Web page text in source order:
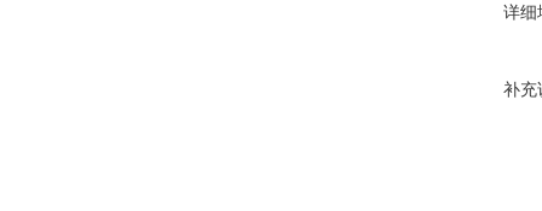
详细
补充